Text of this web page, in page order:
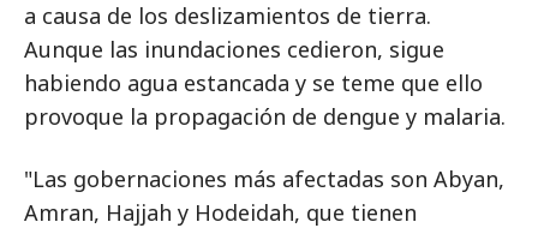
a causa de los deslizamientos de tierra.
Aunque las inundaciones cedieron, sigue
habiendo agua estancada y se teme que ello
provoque la propagación de dengue y malaria.
"Las gobernaciones más afectadas son Abyan,
Amran, Hajjah y Hodeidah, que tienen